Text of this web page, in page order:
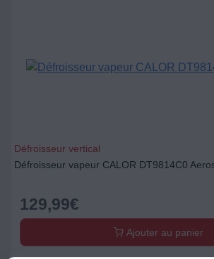
Défroisseur vertical
Défroisseur vapeur CALOR DT9814C0
129,99€
Ajouter au panier